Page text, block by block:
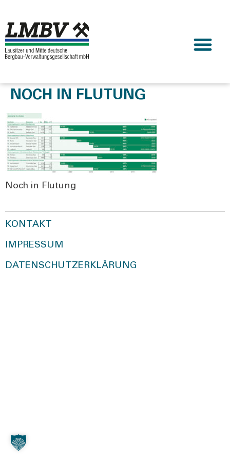
NOCH IN FLUTUNG
Noch in Flu­tung
KONTAKT
IMPRESSUM
DATENSCHUTZERKLÄRUNG